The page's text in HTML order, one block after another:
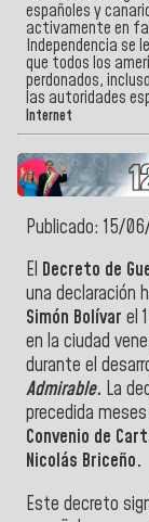
españoles y
activamente en
Independencia se
que todos los
perdonados,
las autoridades
Internet
Publicado: 15/
El Decreto de
una declaración
Simón Bolívar el
en la ciudad
durante el
Admirable. La
precedida
Convenio de
Nicolás Briceño.
Este decreto